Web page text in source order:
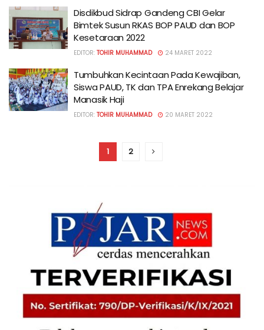
Disdikbud Sidrap Gandeng CBI Gelar
Bimtek Susun RKAS BOP PAUD dan BOP
Kesetaraan 2022
EDITOR: TOHIR MUHAMMAD 24 MARET 2022
Tumbuhkan Kecintaan Pada Kewajiban,
Siswa PAUD, TK dan TPA Enrekang Belajar
Manasik Haji
EDITOR: TOHIR MUHAMMAD 20 MARET 2022
1 2